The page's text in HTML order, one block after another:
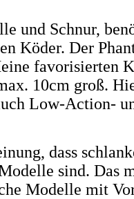
und Schnur,
Köder. Der
favorisierten
10cm groß.
Low-Action-
dass
sind. Das
Modelle mit